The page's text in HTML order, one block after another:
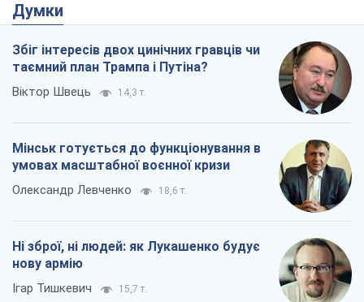
Думки
Збіг інтересів двох цинічних гравців чи
таємний план Трампа і Путіна?
Віктор Швець 14,3 т.
Мінськ готується до функціонування в
умовах масштабної воєнної кризи
Олександр Левченко 18,6 т.
Ні зброї, ні людей: як Лукашенко будує
нову армію
Ігар Тишкевич 15,7 т.